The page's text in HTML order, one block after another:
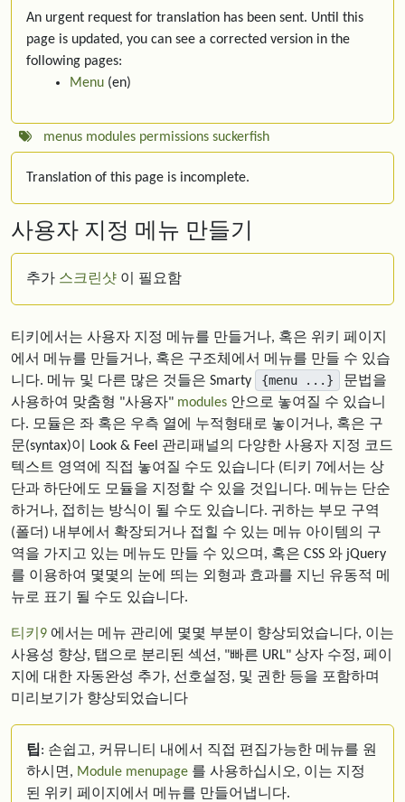
An urgent request for translation has been sent. Until this
page is updated, you can see a corrected version in the
following pages:
Menu (en)
menus modules permissions suckerfish
Translation of this page is incomplete.
사용자 지정 메뉴 만들기
추가 스크린샷 이 필요함
티키에서는 사용자 지정 메뉴를 만들거나, 혹은 위키 페이지
에서 메뉴를 만들거나, 혹은 구조체에서 메뉴를 만들 수 있습
니다. 메뉴 및 다른 많은 것들은 Smarty
{menu ...}
문법을
사용하여 맞춤형 "사용자" modules 안으로 놓여질 수 있습니
다. 모듈은 좌 혹은 우측 열에 누적형태로 놓이거나, 혹은 구
문(syntax)이 Look & Feel 관리패널의 다양한 사용자 지정 코드
텍스트 영역에 직접 놓여질 수도 있습니다 (티키 7에서는 상
단과 하단에도 모듈을 지정할 수 있을 것입니다. 메뉴는 단순
하거나, 접히는 방식이 될 수도 있습니다. 귀하는 부모 구역
(폴더) 내부에서 확장되거나 접힐 수 있는 메뉴 아이템의 구
역을 가지고 있는 메뉴도 만들 수 있으며, 혹은 CSS 와 jQuery
를 이용하여 몇몇의 눈에 띄는 외형과 효과를 지닌 유동적 메
뉴로 표기 될 수도 있습니다.
티키9 에서는 메뉴 관리에 몇몇 부분이 향상되었습니다, 이는
사용성 향상, 탭으로 분리된 섹션, "빠른 URL" 상자 수정, 페이
지에 대한 자동완성 추가, 선호설정, 및 권한 등을 포함하며
미리보기가 향상되었습니다
팁: 손쉽고, 커뮤니티 내에서 직접 편집가능한 메뉴를 원
하시면, Module menupage 를 사용하십시오, 이는 지정
된 위키 페이지에서 메뉴를 만들어냅니다.